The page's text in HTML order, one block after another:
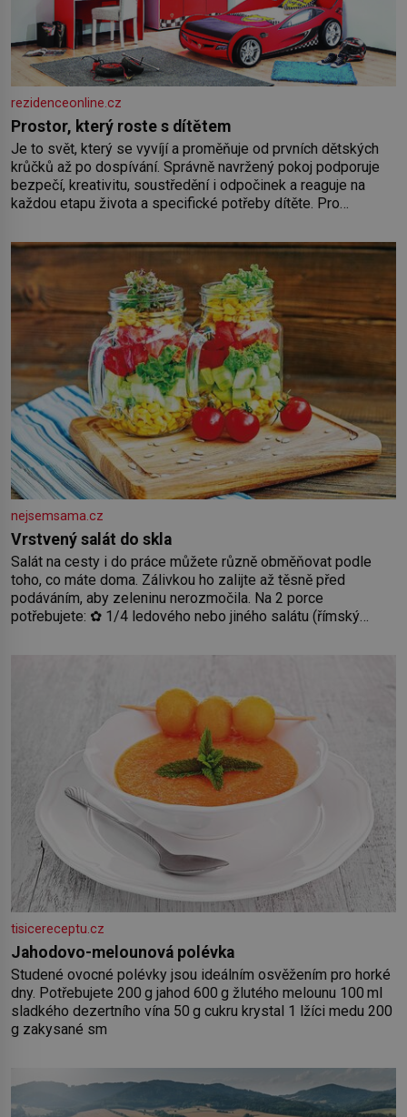
rezidenceonline.cz
Prostor, který roste s dítětem
Je to svět, který se vyvíjí a proměňuje od prvních dětských
krůčků až po dospívání. Správně navržený pokoj podporuje
bezpečí, kreativitu, soustředění i odpočinek a reaguje na
každou etapu života a specifické potřeby dítěte. Pro
by pokoj miminka měl působit především klidně a útulně.
nejsemsama.cz
Vrstvený salát do skla
Salát na cesty i do práce můžete různě obměňovat podle
toho, co máte doma. Zálivkou ho zalijte až těsně před
podáváním, aby zeleninu nerozmočila. Na 2 porce
potřebujete: ✿ 1/4 ledového nebo jiného salátu (římský
2 rajčata Zálivka: ✿ 4 lžíce olivového oleje ✿ 1 lžíci citronové
tisicereceptu.cz
Jahodovo-melounová polévka
Studené ovocné polévky jsou ideálním osvěžením pro horké
dny. Potřebujete 200 g jahod 600 g žlutého melounu 100 ml
sladkého dezertního vína 50 g cukru krystal 1 lžíci medu 200
g zakysané sm